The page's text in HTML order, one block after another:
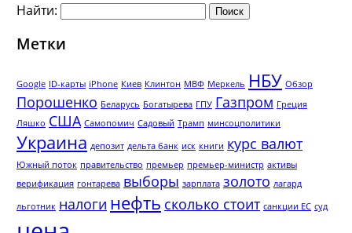
Найти:
Метки
Google ID-карты iPhone Киев Клинтон МВФ Меркель НБУ Обзор
Порошенко Беларусь Богатырева ГПУ Газпром Греция
Ляшко США Самопомич Садовый Трамп минсоцполитики
Украина депозит дельта банк иск книги курс валют
Южный поток правительство премьер премьер-министр активы
верификация гонтарева выборы зарплата золото лагард
льготник налоги нефть сколько стоит санкции ЕС суд